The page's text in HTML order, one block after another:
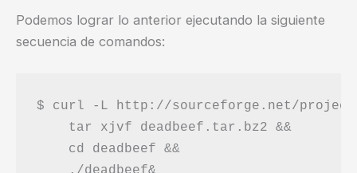
Podemos lograr lo anterior ejecutando la siguiente
secuencia de comandos:
$ curl -L http://sourceforge.net/
    tar xjvf deadbeef.tar.bz2 &&
    cd deadbeef &&